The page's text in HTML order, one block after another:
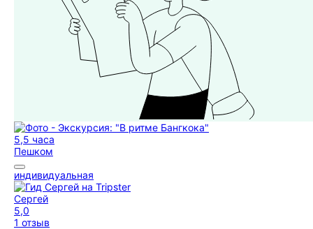
5,5 часа
Пешком
индивидуальная
Сергей
5,0
1 отзыв